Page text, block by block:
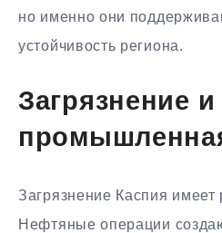
но именно они
устойчивость региона.
Загрязнение и
Загрязнение Каспия имеет
Нефтяные операции